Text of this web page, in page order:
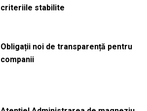
criteriile stabilite
Obligații noi de transparență pentru
companii